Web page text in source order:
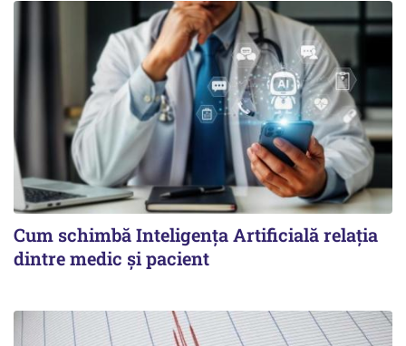
Cum schimbă Inteligența Artificială relația
dintre medic și pacient